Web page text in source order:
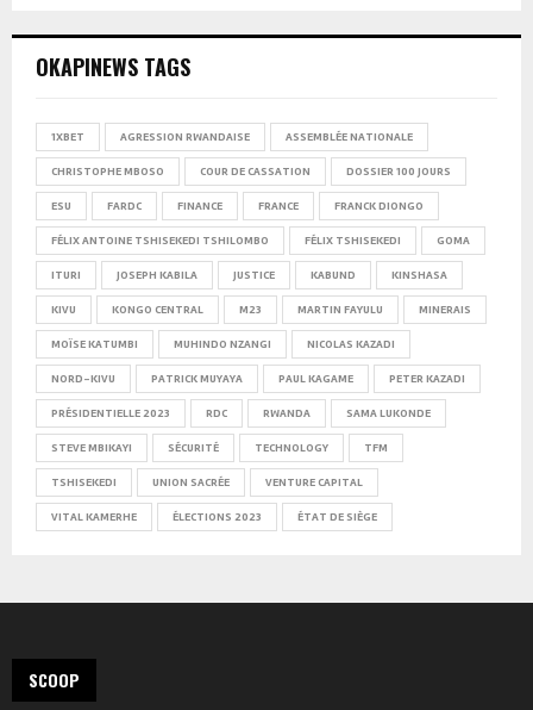
OKAPINEWS TAGS
1XBET AGRESSION RWANDAISE ASSEMBLÉE NATIONALE
CHRISTOPHE MBOSO COUR DE CASSATION DOSSIER 100 JOURS
ESU FARDC FINANCE FRANCE FRANCK DIONGO
FÉLIX ANTOINE TSHISEKEDI TSHILOMBO FÉLIX TSHISEKEDI GOMA
ITURI JOSEPH KABILA JUSTICE KABUND KINSHASA
KIVU KONGO CENTRAL M23 MARTIN FAYULU MINERAIS
MOÏSE KATUMBI MUHINDO NZANGI NICOLAS KAZADI
NORD-KIVU PATRICK MUYAYA PAUL KAGAME PETER KAZADI
PRÉSIDENTIELLE 2023 RDC RWANDA SAMA LUKONDE
STEVE MBIKAYI SÉCURITÉ TECHNOLOGY TFM
TSHISEKEDI UNION SACRÉE VENTURE CAPITAL
VITAL KAMERHE ÉLECTIONS 2023 ÉTAT DE SIÈGE
SCOOP